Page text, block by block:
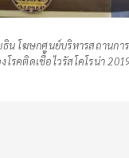
โฆษกศูนย์บริหารสถานกา
โรคติดเชื้อไวรัสโคโรน่า